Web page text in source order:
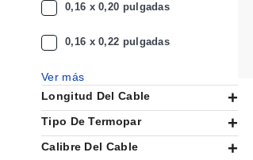
0,16 x 0,20 pulgadas
0,16 x 0,22 pulgadas
Ver más
Longitud Del Cable
Tipo De Termopar
Calibre Del Cable